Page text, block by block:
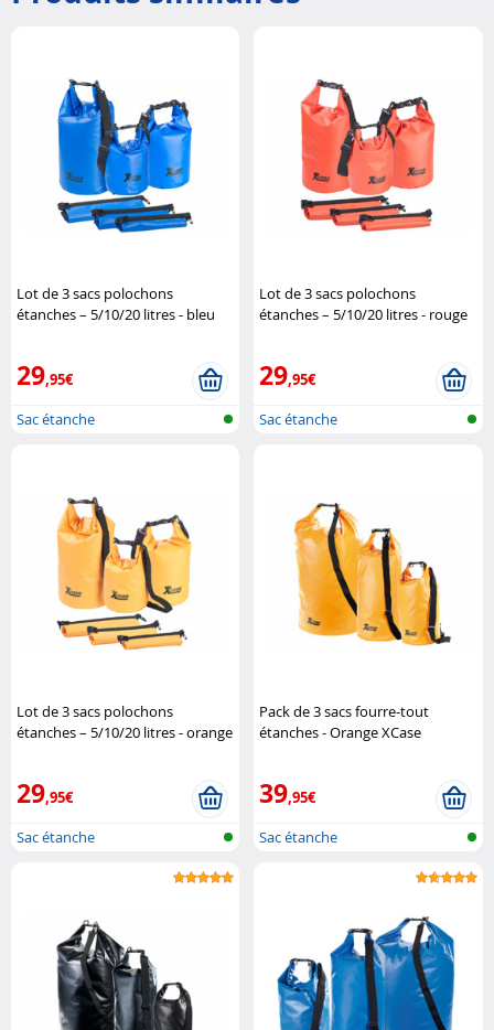
Lot de 3 sacs polochons
étanches – 5/10/20 litres - bleu
29,95€
Sac étanche
Lot de 3 sacs polochons
étanches – 5/10/20 litres - rouge
29,95€
Sac étanche
Lot de 3 sacs polochons
étanches – 5/10/20 litres - orange
29,95€
Sac étanche
Pack de 3 sacs fourre-tout
étanches - Orange XCase
39,95€
Sac étanche